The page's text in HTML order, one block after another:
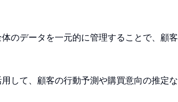
のデータを一元的に管理することで、顧客
して、顧客の行動予測や購買意向の推定な